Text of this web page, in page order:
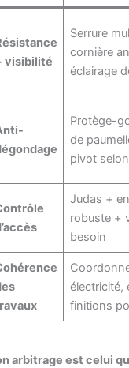
visibilité
Serrure
cornière
éclairage
Protège-
de
pivot selon
Judas +
robuste +
besoin
électricité,
finitions
arbitrage est celui